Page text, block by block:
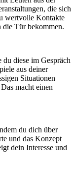
die sich
wertvolle Kontakte
Tür bekommen.
diese im Gespräch
aus deiner
Situationen
macht einen
du dich über
und das Konzept
dein Interesse und